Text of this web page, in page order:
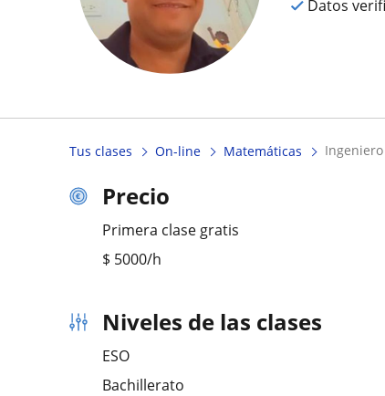
Datos
Tus clases On-line Matemáticas
Precio
Primera clase gratis
$ 5000/h
Niveles de las clases
ESO
Bachillerato